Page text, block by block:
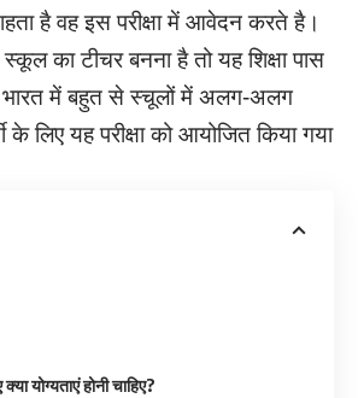
है वह इस परीक्षा में आवेदन करते है।
का टीचर बनना है तो यह शिक्षा पास
में बहुत से स्चूलों में अलग-अलग
के लिए यह परीक्षा को आयोजित किया गया
योग्यताएं होनी चाहिए?